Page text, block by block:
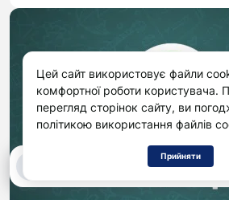
Цей сайт використовує файли
комфортної роботи
перегляд сторінок сайту, ви
політикою використання файлів
Прийняти